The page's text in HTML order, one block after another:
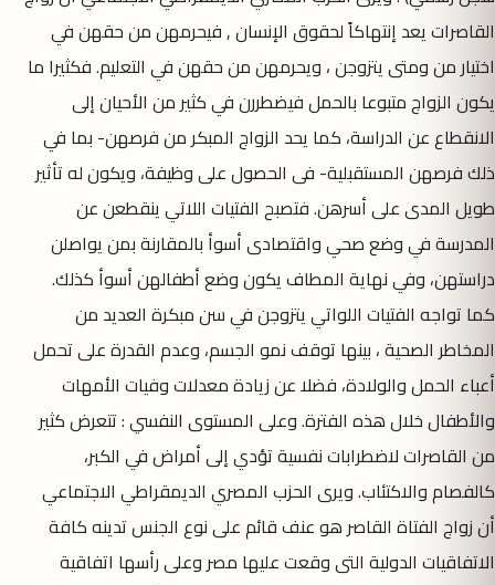
القاصرات يعد إنتهاكاً لحقوق الإنسان , فيحرمهن من حقهن في
اختيار من ومتى يتزوجن ، ويحرمهن من حقهن في التعليم. فكثيرا ما
يكون الزواج متبوعا بالحمل فيضطررن في كثير من الأحيان إلى
الانقطاع عن الدراسة، كما يحد الزواج المبكر من فرصهن- بما في
ذلك فرصهن المستقبلية- فى الحصول على وظيفة، ويكون له تأثير
طويل المدى على أسرهن. فتصبح الفتيات اللاتي ينقطعن عن
المدرسة في وضع صحي واقتصادى أسوأ بالمقارنة بمن يواصلن
دراستهن، وفي نهاية المطاف يكون وضع أطفالهن أسوأ كذلك.
كما تواجه الفتيات اللواتي يتزوجن في سن مبكرة العديد من
المخاطر الصحية ، بينها توقف نمو الجسم، وعدم القدرة على تحمل
أعباء الحمل والولادة، فضلا عن زيادة معدلات وفيات الأمهات
والأطفال خلال هذه الفترة. وعلى المستوى النفسي : تتعرض كثير
من القاصرات لاضطرابات نفسية تؤدي إلى أمراض في الكبر،
كالفصام والاكتئاب. ويرى الحزب المصري الديمقراطي الاجتماعي
أن زواج الفتاة القاصر هو عنف قائم على نوع الجنس تدينه كافة
الاتفاقيات الدولية التى وقعت عليها مصر وعلى رأسها اتفاقية